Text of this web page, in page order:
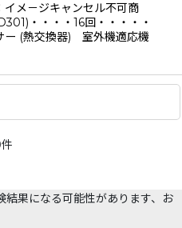
イメ－ジキャンセル不可商
・・・・16回・・・・・
ー (熱交換器) 室外機適応機
果になる可能性があります、お